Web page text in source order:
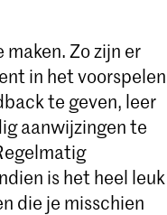
maken. Zo zijn er
in het voorspelen
te geven, leer
aanwijzingen te
is het heel leuk
die je misschien